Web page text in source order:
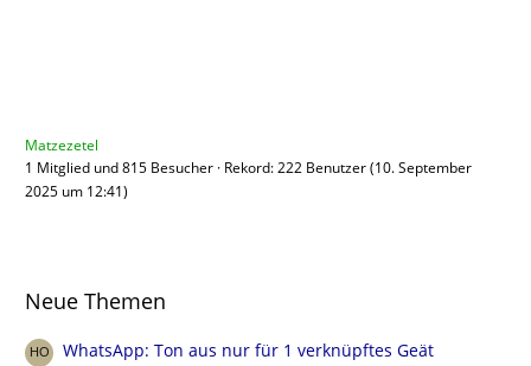
Matzezetel
1 Mitglied und 815 Besucher Rekord: 222 Benutzer (10. September
2025 um 12:41)
Neue Themen
WhatsApp: Ton aus nur für 1 verknüpftes Geät